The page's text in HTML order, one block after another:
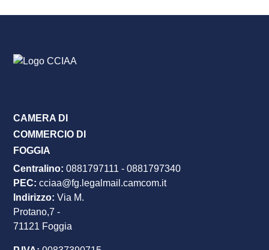
CAMERA DI
COMMERCIO DI
FOGGIA
Centralino: 0881797111 - 0881797340
PEC: cciaa@fg.legalmail.camcom.it
Indirizzo: Via M.
Protano,7 -
71121 Foggia